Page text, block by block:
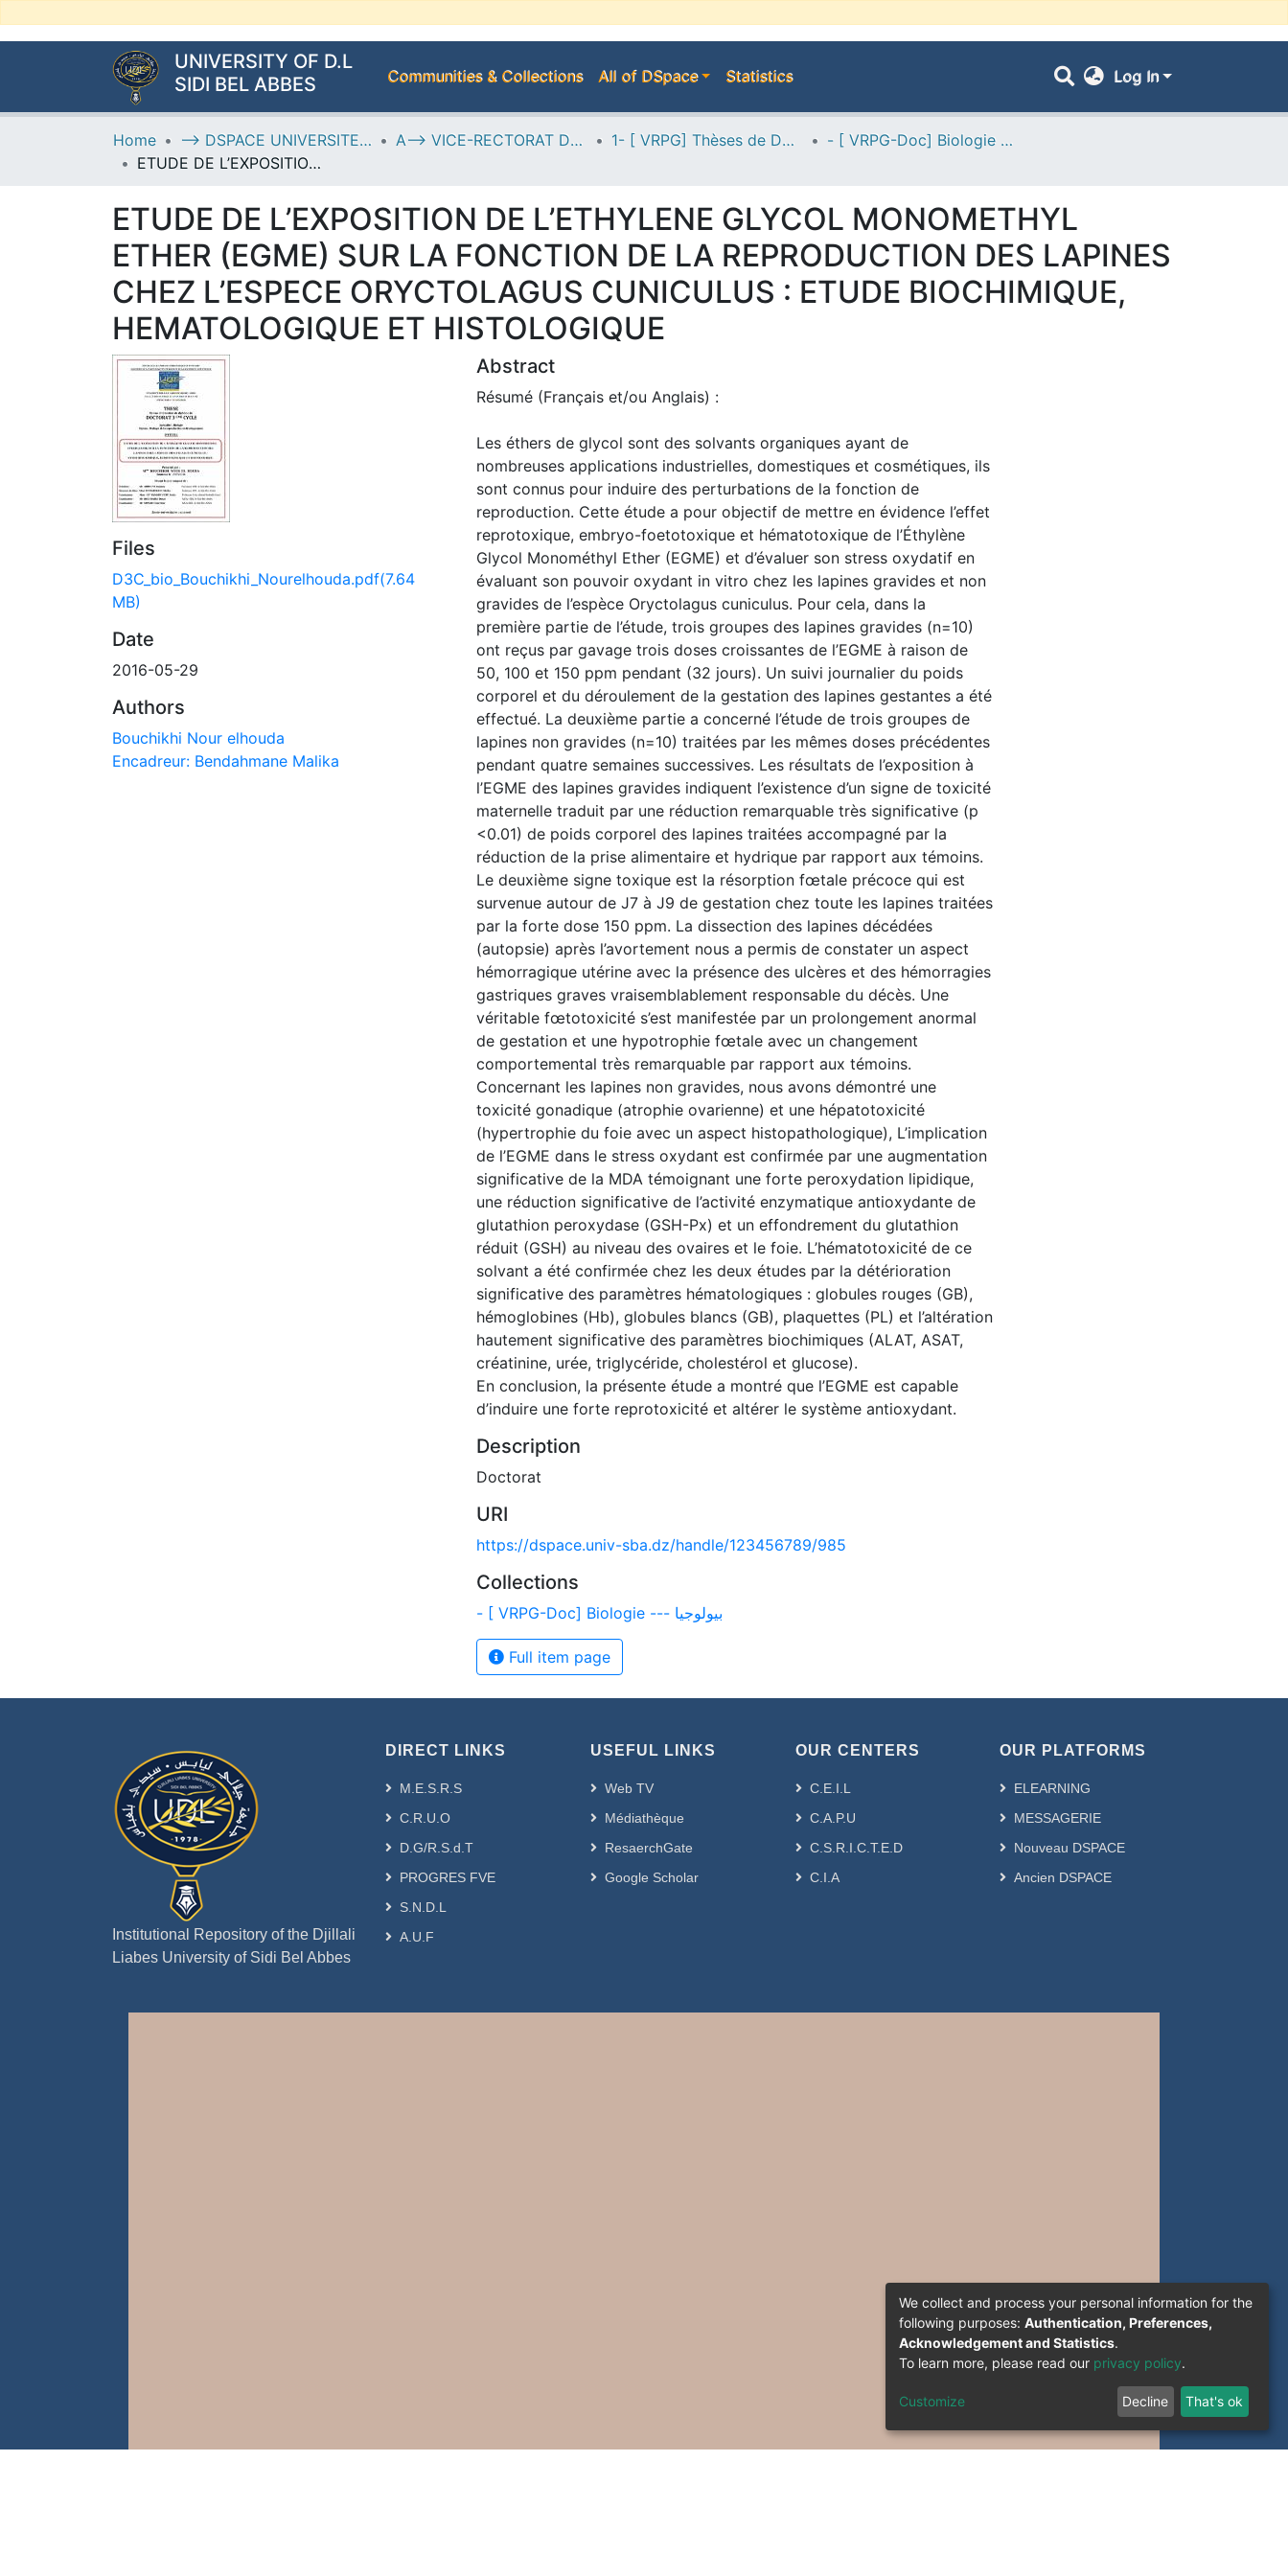
UNIVERSITY OF D.L
SIDI BEL ABBES
Communities & Collections All of DSpace Statistics Log In
Home --> DSPACE UNIVERSITE DJILALLI LIABES DE SIDI BEL ABBES A--> VICE-RECTORAT DE LA POST-GRADUATION 1- [ VRPG] Thèses de Doctorat
- [ VRPG-Doc] Biologie --- بيولوجيا
ETUDE DE L’EXPOSITION DE L’ETHYLENE GLYCOL MONOMETHYL ETHER (EGME) SUR LA FONCTION DE LA REPRODUCTION DES LAPINES CHEZ L’ESPECE ORYCTOLAGUS CUNICULUS : ETUDE BIOCHIMIQUE, HEMATOLOGIQUE ET HISTOLOGIQUE
ETUDE DE L’EXPOSITION DE L’ETHYLENE GLYCOL MONOMETHYL
ETHER (EGME) SUR LA FONCTION DE LA REPRODUCTION DES LAPINES
CHEZ L’ESPECE ORYCTOLAGUS CUNICULUS : ETUDE BIOCHIMIQUE,
HEMATOLOGIQUE ET HISTOLOGIQUE
Files
D3C_bio_Bouchikhi_Nourelhouda.pdf(7.64
MB)
Date
2016-05-29
Authors
Bouchikhi Nour elhouda
Encadreur: Bendahmane Malika
Abstract
Résumé (Français et/ou Anglais) :
Les éthers de glycol sont des solvants organiques ayant de
nombreuses applications industrielles, domestiques et cosmétiques, ils
sont connus pour induire des perturbations de la fonction de
reproduction. Cette étude a pour objectif de mettre en évidence l’effet
reprotoxique, embryo-foetotoxique et hématotoxique de l’Éthylène
Glycol Monométhyl Ether (EGME) et d’évaluer son stress oxydatif en
évaluant son pouvoir oxydant in vitro chez les lapines gravides et non
gravides de l’espèce Oryctolagus cuniculus. Pour cela, dans la
première partie de l’étude, trois groupes des lapines gravides (n=10)
ont reçus par gavage trois doses croissantes de l’EGME à raison de
50, 100 et 150 ppm pendant (32 jours). Un suivi journalier du poids
corporel et du déroulement de la gestation des lapines gestantes a été
effectué. La deuxième partie a concerné l’étude de trois groupes de
lapines non gravides (n=10) traitées par les mêmes doses précédentes
pendant quatre semaines successives. Les résultats de l’exposition à
l’EGME des lapines gravides indiquent l’existence d’un signe de toxicité
maternelle traduit par une réduction remarquable très significative (p
<0.01) de poids corporel des lapines traitées accompagné par la
réduction de la prise alimentaire et hydrique par rapport aux témoins.
Le deuxième signe toxique est la résorption fœtale précoce qui est
survenue autour de J7 à J9 de gestation chez toute les lapines traitées
par la forte dose 150 ppm. La dissection des lapines décédées
(autopsie) après l’avortement nous a permis de constater un aspect
hémorragique utérine avec la présence des ulcères et des hémorragies
gastriques graves vraisemblablement responsable du décès. Une
véritable fœtotoxicité s’est manifestée par un prolongement anormal
de gestation et une hypotrophie fœtale avec un changement
comportemental très remarquable par rapport aux témoins.
Concernant les lapines non gravides, nous avons démontré une
toxicité gonadique (atrophie ovarienne) et une hépatotoxicité
(hypertrophie du foie avec un aspect histopathologique), L’implication
de l’EGME dans le stress oxydant est confirmée par une augmentation
significative de la MDA témoignant une forte peroxydation lipidique,
une réduction significative de l’activité enzymatique antioxydante de
glutathion peroxydase (GSH-Px) et un effondrement du glutathion
réduit (GSH) au niveau des ovaires et le foie. L’hématotoxicité de ce
solvant a été confirmée chez les deux études par la détérioration
significative des paramètres hématologiques : globules rouges (GB),
hémoglobines (Hb), globules blancs (GB), plaquettes (PL) et l’altération
hautement significative des paramètres biochimiques (ALAT, ASAT,
créatinine, urée, triglycéride, cholestérol et glucose).
En conclusion, la présente étude a montré que l’EGME est capable
d’induire une forte reprotoxicité et altérer le système antioxydant.
Description
Doctorat
URI
https://dspace.univ-sba.dz/handle/123456789/985
Collections
- [ VRPG-Doc] Biologie --- بيولوجيا
Full item page
Institutional Repository of the Djillali
Liabes University of Sidi Bel Abbes
DIRECT LINKS
M.E.S.R.S
C.R.U.O
D.G/R.S.d.T
PROGRES FVE
S.N.D.L
A.U.F
USEFUL LINKS
Web TV
Médiathèque
ResaerchGate
Google Scholar
OUR CENTERS
C.E.I.L
C.A.P.U
C.S.R.I.C.T.E.D
C.I.A
OUR PLATFORMS
ELEARNING
MESSAGERIE
Nouveau DSPACE
Ancien DSPACE
We collect and process your personal information for the
following purposes: Authentication, Preferences,
Acknowledgement and Statistics.
To learn more, please read our privacy policy.
Customize Decline That's ok